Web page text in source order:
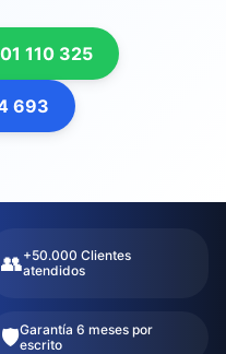
110 325
693
👥+50.000 Clientes
atendidos
🛡️Garantía 6 meses por
escrito